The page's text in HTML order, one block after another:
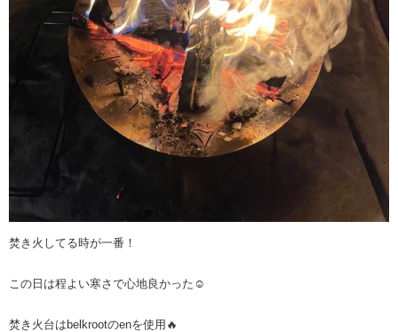
焚き火してる時が一番！
この日は程よい寒さで心地良かった☺️
焚き火台はbelkrootのenを使用🔥